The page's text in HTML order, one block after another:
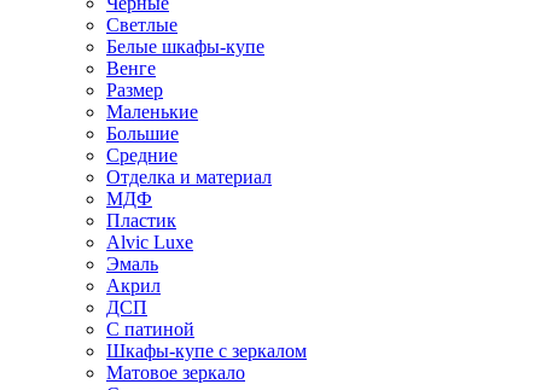
Светлые
Белые шкафы-купе
Венге
Размер
Маленькие
Большие
Средние
Отделка и материал
МДФ
Пластик
Alvic Luxe
Эмаль
Акрил
ДСП
С патиной
Шкафы-купе с зеркалом
Матовое зеркало